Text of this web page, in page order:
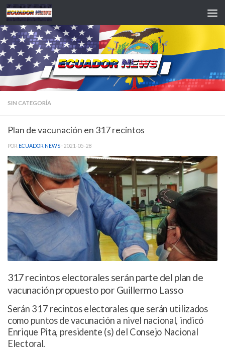
Saltar al contenido
SIN CATEGORÍA
Plan de vacunación en 317 recintos
POR ECUADOR NEWS · 2021-05-28
317 recintos electorales serán parte del plan de
vacunación propuesto por Guillermo Lasso
Serán 317 recintos electorales que serán utilizados
como puntos de vacunación a nivel nacional, indicó
Enrique Pita, presidente (s) del Consejo Nacional
Electoral.